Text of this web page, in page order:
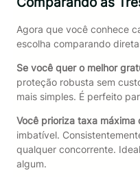
Agora que você conhece
escolha comparando
Se você quer o melhor
proteção robusta sem
mais simples. É perfeito
Você prioriza taxa máxima
imbatível.
qualquer concorrente.
algum.